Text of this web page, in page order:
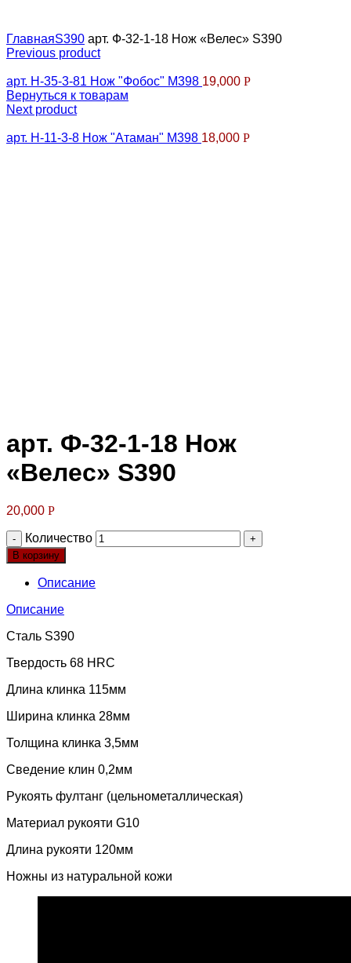
ГлавнаяS390 арт. Ф-32-1-18 Нож «Велес» S390
Previous product
арт. Н-35-3-81 Нож "Фобос" М398 19,000 Р
Вернуться к товарам
Next product
арт. Н-11-3-8 Нож "Атаман" М398 18,000 Р
арт. Ф-32-1-18 Нож
«Велес» S390
20,000 Р
Количество
В корзину
Описание
Описание
Сталь S390
Твердость 68 HRC
Длина клинка 115мм
Ширина клинка 28мм
Толщина клинка 3,5мм
Сведение клин 0,2мм
Рукоять фултанг (цельнометаллическая)
Материал рукояти G10
Длина рукояти 120мм
Ножны из натуральной кожи